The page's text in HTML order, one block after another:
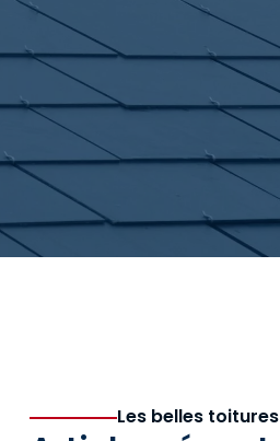
Les belles toitures